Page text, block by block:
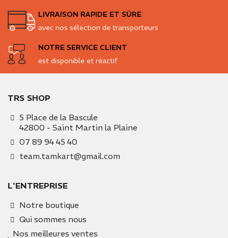
LIVRAISON RAPIDE ET SÛRE
avec nos sélection de transporteurs
NOTRE SERVICE CLIENT
est disponible et réactif
TRS SHOP
5 Place de la Bascule
42800 - Saint Martin la Plaine
07 89 94 45 40
team.tamkart@gmail.com
L'ENTREPRISE
Notre boutique
Qui sommes nous
Nos meilleures ventes